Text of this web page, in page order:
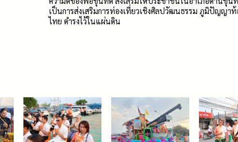
เป็นการส่งเสริมการท่องเที่ยวเชิงศิลปวัฒนธรรม ภูมิปัญญ
ไทย ดำรงไว้ในแผ่นดิน